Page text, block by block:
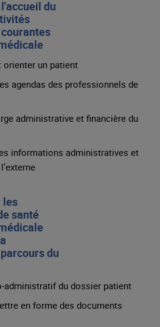
du
orienter un patient
agendas des professionnels de
administrative et financière du
informations administratives et
les
santé
du
administratif du dossier patient
en forme des documents